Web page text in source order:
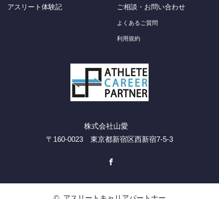
アスリート体験記 ご相談・お問い合わせ
よくあるご質問
利用規約
株式会社山愛
〒160-0023 東京都新宿区西新宿7-5-3